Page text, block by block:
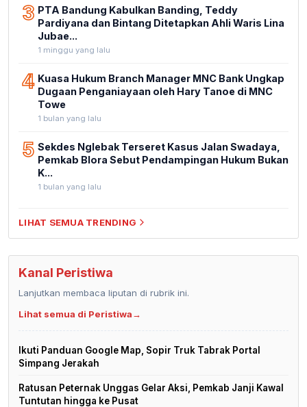
3 PTA Bandung Kabulkan Banding, Teddy
Pardiyana dan Bintang Ditetapkan Ahli Waris Lina
Jubae...
1 minggu yang lalu
4 Kuasa Hukum Branch Manager MNC Bank Ungkap
Dugaan Penganiayaan oleh Hary Tanoe di MNC
Towe
1 bulan yang lalu
5 Sekdes Nglebak Terseret Kasus Jalan Swadaya,
Pemkab Blora Sebut Pendampingan Hukum Bukan
K...
1 bulan yang lalu
LIHAT SEMUA TRENDING
Kanal Peristiwa
Lanjutkan membaca liputan di rubrik ini.
Lihat semua di Peristiwa→
Ikuti Panduan Google Map, Sopir Truk Tabrak Portal
Simpang Jerakah
Ratusan Peternak Unggas Gelar Aksi, Pemkab Janji Kawal
Tuntutan hingga ke Pusat